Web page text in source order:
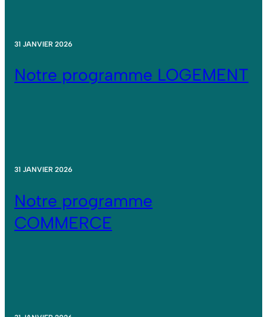
31 JANVIER 2026
Notre programme LOGEMENT
31 JANVIER 2026
Notre programme
COMMERCE